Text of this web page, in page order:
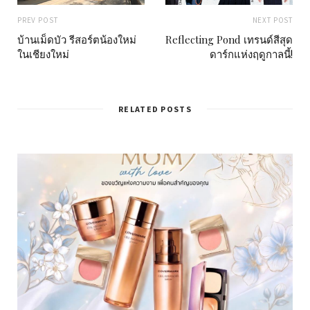
PREV POST
บ้านเม็ดบัว รีสอร์ตน้องใหม่
ในเชียงใหม่
NEXT POST
Reflecting Pond เทรนด์สีสุด
ดาร์กแห่งฤดูกาลนี้!
RELATED POSTS